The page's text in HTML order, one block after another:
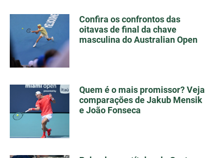
Confira os confrontos das
oitavas de final da chave
masculina do Australian Open
Quem é o mais promissor? Veja
comparações de Jakub Mensik
e João Fonseca